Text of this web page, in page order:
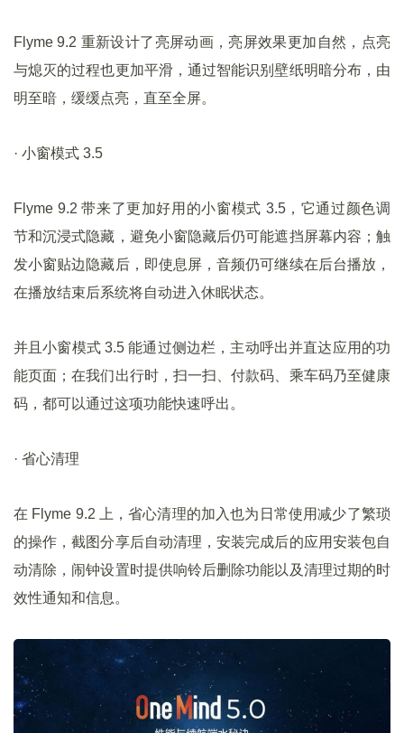
Flyme 9.2 重新设计了亮屏动画，亮屏效果更加自然，点亮
与熄灭的过程也更加平滑，通过智能识别壁纸明暗分布，由
明至暗，缓缓点亮，直至全屏。
· 小窗模式 3.5
Flyme 9.2 带来了更加好用的小窗模式 3.5，它通过颜色调
节和沉浸式隐藏，避免小窗隐藏后仍可能遮挡屏幕内容；触
发小窗贴边隐藏后，即使息屏，音频仍可继续在后台播放，
在播放结束后系统将自动进入休眠状态。
并且小窗模式 3.5 能通过侧边栏，主动呼出并直达应用的功
能页面；在我们出行时，扫一扫、付款码、乘车码乃至健康
码，都可以通过这项功能快速呼出。
· 省心清理
在 Flyme 9.2 上，省心清理的加入也为日常使用减少了繁琐
的操作，截图分享后自动清理，安装完成后的应用安装包自
动清除，闹钟设置时提供响铃后删除功能以及清理过期的时
效性通知和信息。